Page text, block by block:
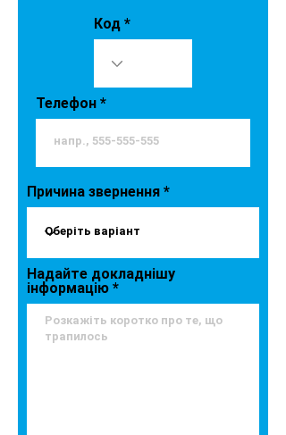
Код
Телефон
Причина звернення
Надайте докладнішу
інформацію